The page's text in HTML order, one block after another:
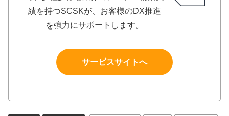
績を持つSCSKが、お客様のDX推進
を強力にサポートします。
サービスサイトへ